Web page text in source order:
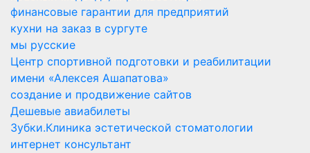
финансовые гарантии для предприятий
кухни на заказ в сургуте
мы русские
Центр спортивной подготовки и реабилитации
имени «Алексея Ашапатова»
создание и продвижение сайтов
Дешевые авиабилеты
Зубки.Клиника эстетической стоматологии
интернет консультант